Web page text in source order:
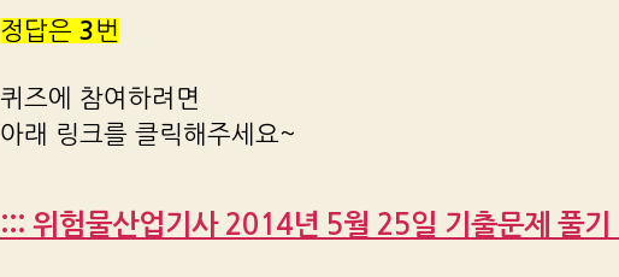
정답은 3번
퀴즈에 참여하려면
아래 링크를 클릭해주세요~
::: 위험물산업기사 2014년 5월 25일 기출문제 풀기